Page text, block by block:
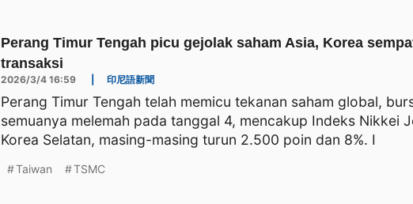
Perang Timur Tengah picu gejolak saham Asia, Korea
transaksi
2026/3/4 16:59 印尼語新聞
Perang Timur Tengah telah memicu tekanan saham global,
semuanya melemah pada tanggal 4, mencakup Indeks Nikkei
Korea Selatan, masing-masing turun 2.500 poin dan 8%. I
Taiwan TSMC